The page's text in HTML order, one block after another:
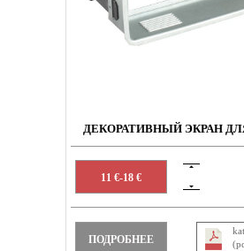
ДЕКОРАТИВНЫЙ ЭКРАН
11 €-18 €
ПОДРОБНЕЕ